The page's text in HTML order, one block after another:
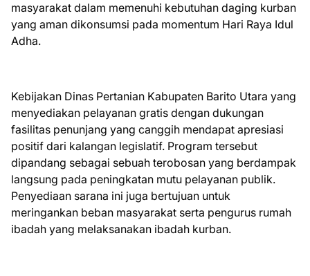
masyarakat dalam memenuhi kebutuhan daging kurban
yang aman dikonsumsi pada momentum Hari Raya Idul
Adha.
Kebijakan Dinas Pertanian Kabupaten Barito Utara yang
menyediakan pelayanan gratis dengan dukungan
fasilitas penunjang yang canggih mendapat apresiasi
positif dari kalangan legislatif. Program tersebut
dipandang sebagai sebuah terobosan yang berdampak
langsung pada peningkatan mutu pelayanan publik.
Penyediaan sarana ini juga bertujuan untuk
meringankan beban masyarakat serta pengurus rumah
ibadah yang melaksanakan ibadah kurban.